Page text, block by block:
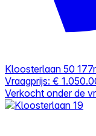
Kloosterlaan 50
Vraagprijs: €
Verkocht onder de